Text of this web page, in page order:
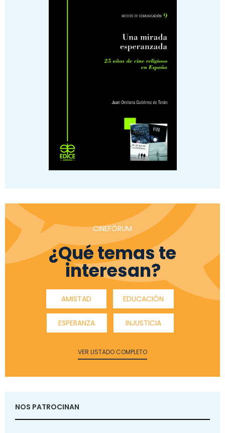
CINEFÓRUM
¿Qué temas te
interesan?
AMISTAD EDUCACIÓN
ESPERANZA INJUSTICIA
VER LISTADO COMPLETO
NOS PATROCINAN